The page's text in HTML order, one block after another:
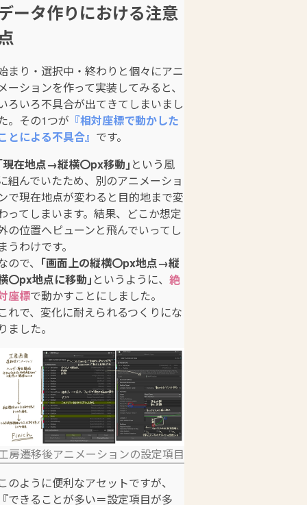
ータ作りにおける注意
まり・選択中・終わりと個々にアニ
ーションを作って実装してみると、
ろいろ不具合が出てきてしまいまし
。その1つが 『相対座標で動かした
とによる不具合』 です。
現在地点→縦横〇px移動｣ という風
組んでいたため、別のアニメーショ
で現在地点が変わると目的地まで変
ってしまいます。結果、どこか想定
の位置へピューンと飛んでいってし
うわけです。
ので、 ｢画面上の縦横〇px地点→縦
〇px地点に移動｣ というように、 絶
座標で動かすことにしました。
れで、変化に耐えられるつくりにな
ました。
房遷移後アニメーションの設定項目
のように便利なアセットですが、
できることが多い＝設定項目が多